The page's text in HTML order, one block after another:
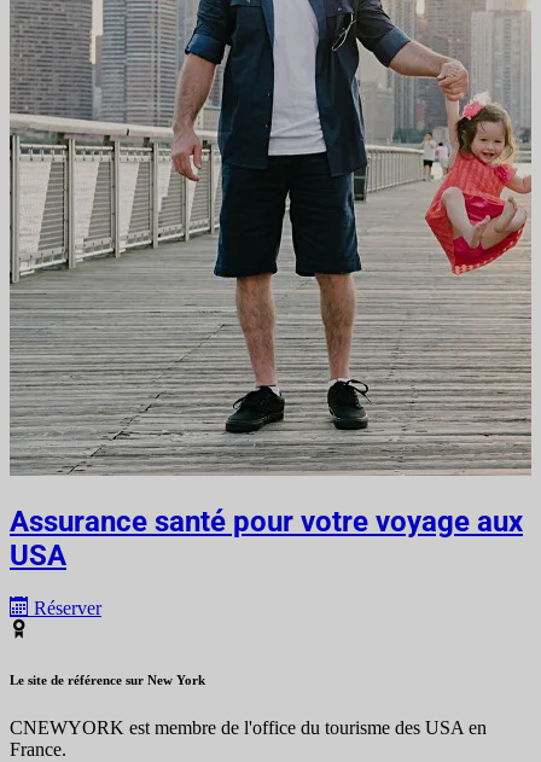
Assurance santé pour votre voyage aux
USA
Réserver
Le site de référence sur New York
CNEWYORK est membre de l'office du tourisme des USA en
France.